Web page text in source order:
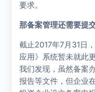
要求。
那备案管理还需要提
截止2017年7月 31 日
应用》系统暂未就此
我们发现，虽然备案
报告等文件，但企业